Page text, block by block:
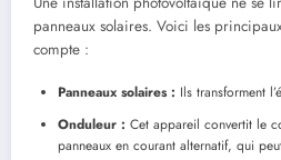
panneaux solaires. Voici les
compte :
Panneaux solaires : Ils transforment
Onduleur : Cet appareil convertit le
panneaux en courant alternatif, qui